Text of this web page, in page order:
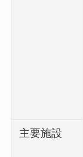
主要施設